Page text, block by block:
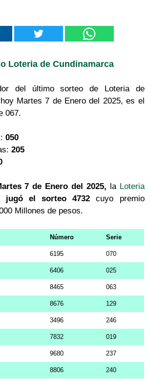
Loteria de Cundinamarca
del último sorteo de Loteria de
Martes 7 de Enero del 2025, es el
067.
050
205
7 de Enero del 2025, la Loteria
jugó el sorteo 4732 cuyo premio
Millones de pesos.
Número Serie
6195 070
6406 025
8465 063
8676 129
3496 246
7832 019
9680 237
8806 240